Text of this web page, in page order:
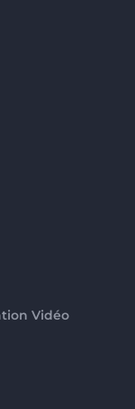
Vidéo